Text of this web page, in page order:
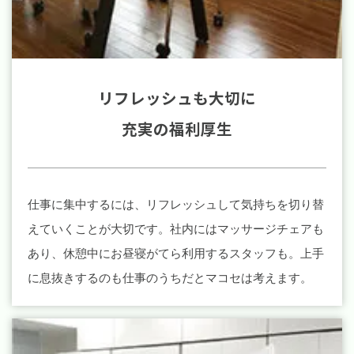
リフレッシュも大切に
充実の福利厚生
仕事に集中するには、リフレッシュして気持ちを切り替
えていくことが大切です。社内にはマッサージチェアも
あり、休憩中にお昼寝がてら利用するスタッフも。上手
に息抜きするのも仕事のうちだとマコセは考えます。